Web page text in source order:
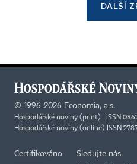
DALŠÍ
© 1996-2026 Economia, a.s.
Hospodářské noviny (print) ISSN
Hospodářské noviny (online) ISSN
Certifikováno Sledujte nás